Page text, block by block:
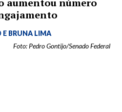
aumentou número
E BRUNA LIMA
Foto: Pedro Gontijo/Senado Federal